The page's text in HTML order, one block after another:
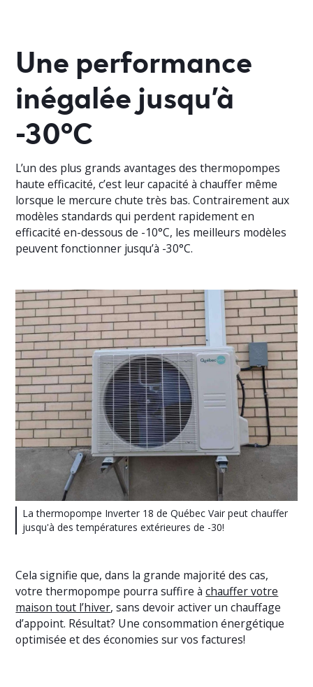
Une performance
inégalée jusqu’à
-30°C
L’un des plus grands avantages des thermopompes
haute efficacité, c’est leur capacité à chauffer même
lorsque le mercure chute très bas. Contrairement aux
modèles standards qui perdent rapidement en
efficacité en-dessous de -10°C, les meilleurs modèles
peuvent fonctionner jusqu’à -30°C.
La thermopompe Inverter 18 de Québec Vair peut chauffer
jusqu'à des températures extérieures de -30!
Cela signifie que, dans la grande majorité des cas,
votre thermopompe pourra suffire àchauffer votre
maison tout l’hiver, sans devoir activer un chauffage
d’appoint. Résultat? Une consommation énergétique
optimisée et des économies sur vos factures!